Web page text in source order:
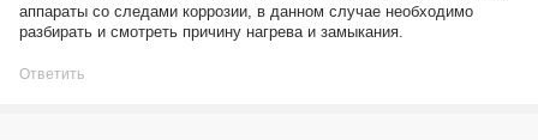
аппараты со следами коррозии, в данном случае необходимо
разбирать и смотреть причину нагрева и замыкания.
Ответить